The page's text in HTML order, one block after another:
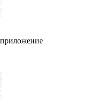
приложение